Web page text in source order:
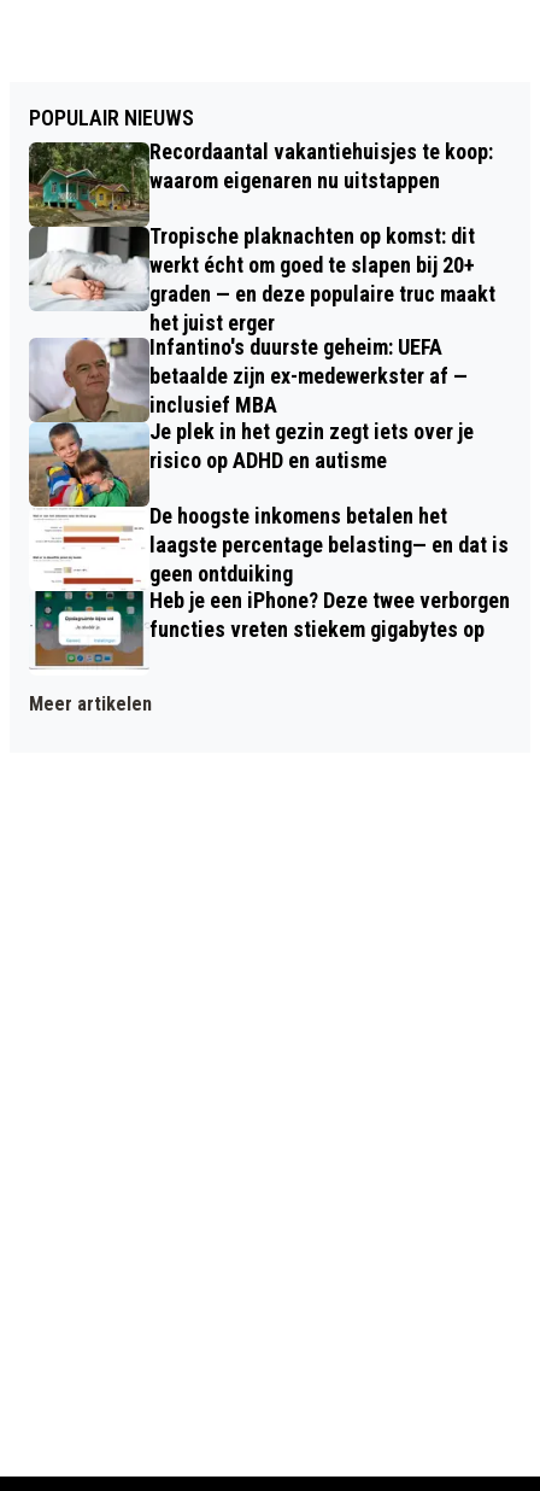
POPULAIR NIEUWS
Recordaantal vakantiehuisjes te koop:
waarom eigenaren nu uitstappen
Tropische plaknachten op komst: dit
werkt écht om goed te slapen bij 20+
graden — en deze populaire truc maakt
het juist erger
Infantino's duurste geheim: UEFA
betaalde zijn ex-medewerkster af —
inclusief MBA
Je plek in het gezin zegt iets over je
risico op ADHD en autisme
De hoogste inkomens betalen het
laagste percentage belasting— en dat is
geen ontduiking
Heb je een iPhone? Deze twee verborgen
functies vreten stiekem gigabytes op
Meer artikelen